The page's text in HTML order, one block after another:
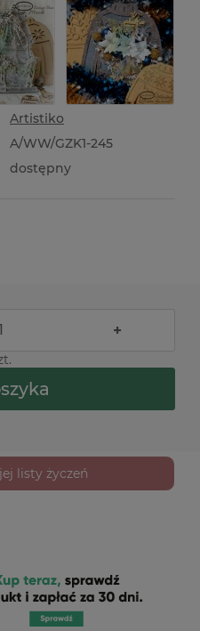
Artistiko
A/WW/GZK1-245
dostępny
+
listy życzeń